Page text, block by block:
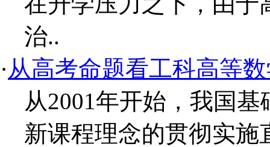
治..
·从高考命题看工科高等
从2001年开始，我国
新课程理念的贯彻实